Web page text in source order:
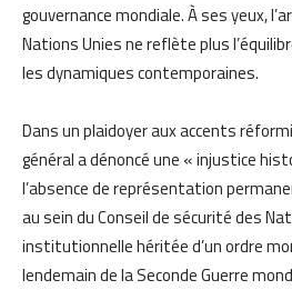
gouvernance mondiale. À ses yeux,
Nations Unies ne reflète plus
les dynamiques contemporaines.
Dans un plaidoyer aux accents
général a dénoncé une « injustice
l’absence de représentation
au sein du Conseil de sécurité des
institutionnelle héritée d’un ordre
lendemain de la Seconde Guerre